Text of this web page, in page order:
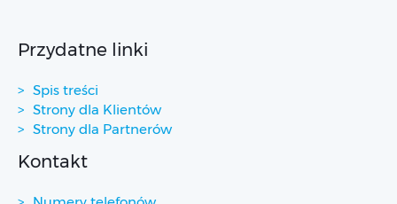
Przydatne linki
Spis treści
Strony dla Klientów
Strony dla Partnerów
Kontakt